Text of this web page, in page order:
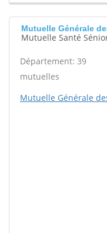
Mutuelle Générale
Mutuelle Santé
Département: 39
mutuelles
Mutuelle Générale